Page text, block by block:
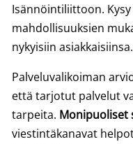
Isännöintiliittoon.
mahdollisuuksien
nykyisiin asiakkaisiinsa.
Palveluvalikoiman
että tarjotut palvelut
tarpeita. Monipuoliset
viestintäkanavat